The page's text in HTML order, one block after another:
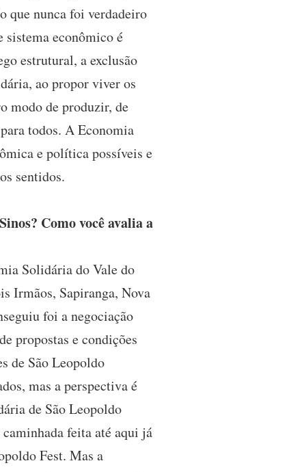
que nunca foi verdadeiro
sistema econômico é
estrutural, a exclusão
ao propor viver os
modo de produzir, de
todos. A Economia
e política possíveis e
sentidos.
Como você avalia a
Solidária do Vale do
Irmãos, Sapiranga, Nova
foi a negociação
propostas e condições
de São Leopoldo
mas a perspectiva é
de São Leopoldo
feita até aqui já
Fest. Mas a